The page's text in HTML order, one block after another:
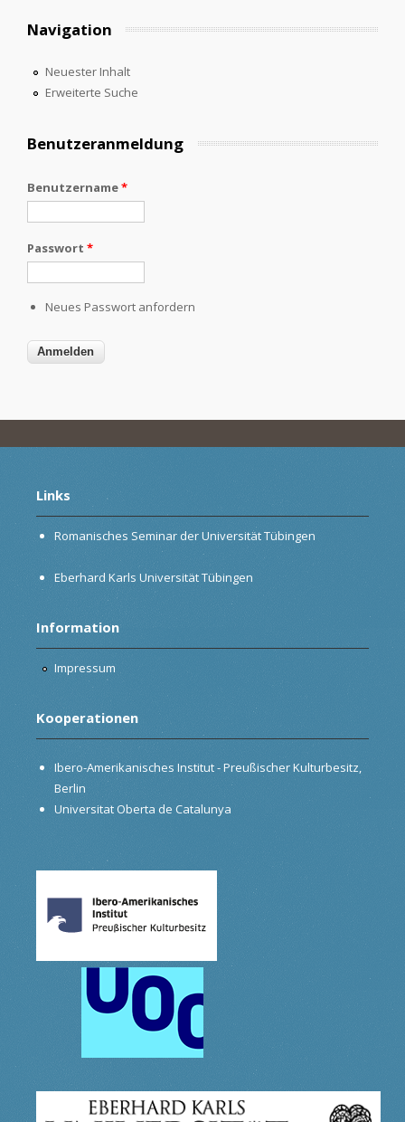
Navigation
Neuester Inhalt
Erweiterte Suche
Benutzeranmeldung
Benutzername*
Passwort *
Neues Passwort anfordern
Links
Romanisches Seminar der Universität Tübingen
Eberhard Karls Universität Tübingen
Information
Impressum
Kooperationen
Ibero-Amerikanisches Institut - Preußischer Kulturbesitz,
Berlin
Universitat Oberta de Catalunya